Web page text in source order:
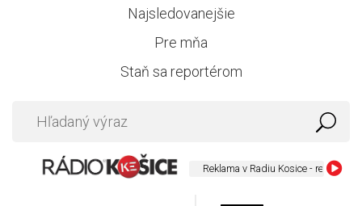
Najsledovanejšie
Pre mňa
Staň sa reportérom
Reklama v Radiu Kosice -